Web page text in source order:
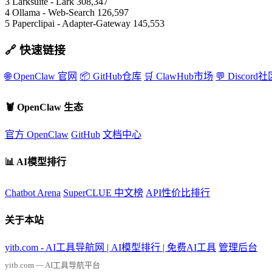
4 Ollama - Web-Search 126,597
5 Paperclipai - Adapter-Gateway 145,553
🔗 快速链接
🌐 OpenClaw 官网 📦 GitHub仓库 🛒 ClawHub市场 💬 Discord社
🦞 OpenClaw 生态
官方 OpenClaw GitHub 文档中心
📊 AI模型排行
Chatbot Arena SuperCLUE 中文榜 API性价比排行
关于本站
yitb.com - AI工具导航网 | AI模型排行 | 免费AI工具 管理后台
yitb.com — AI工具导航平台